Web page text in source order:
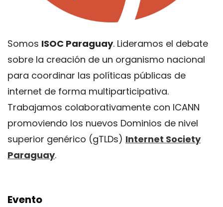
Somos ISOC Paraguay. Lideramos el debate
sobre la creación de un organismo nacional
para coordinar las políticas públicas de
internet de forma multiparticipativa.
Trabajamos colaborativamente con ICANN
promoviendo los nuevos Dominios de nivel
superior genérico (gTLDs) Internet Society
Paraguay.
Evento